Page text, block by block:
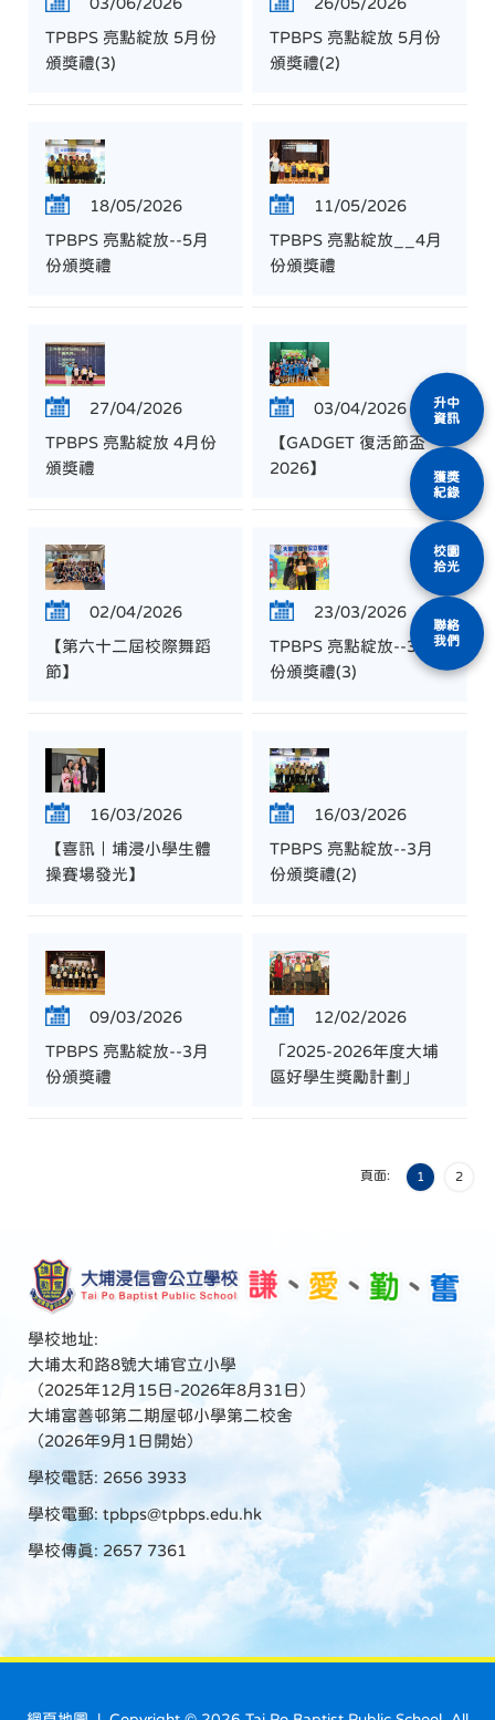
TPBPS 亮點綻放 5月份
頒獎禮(3)
TPBPS 亮點綻放 5月份
頒獎禮(2)
18/05/2026
TPBPS 亮點綻放--5月
份頒獎禮
11/05/2026
TPBPS 亮點綻放__4月
份頒獎禮
27/04/2026
TPBPS 亮點綻放 4月份
頒獎禮
03/04/2026
【GADGET 復活節盃
2026】
02/04/2026
【第六十二屆校際舞蹈
節】
23/03/2026
TPBPS 亮點綻放--3月
份頒獎禮(3)
16/03/2026
【喜訊｜埔浸小學生體
操賽場發光】
16/03/2026
TPBPS 亮點綻放--3月
份頒獎禮(2)
09/03/2026
TPBPS 亮點綻放--3月
份頒獎禮
12/02/2026
「2025-2026年度大埔
區好學生獎勵計劃」
頁面: 1 2
學校地址:
大埔太和路8號大埔官立小學
（2025年12月15日-2026年8月31日）
大埔富善邨第二期屋邨小學第二校舍
（2026年9月1日開始）
學校電話: 2656 3933
學校電郵: tpbps@tpbps.edu.hk
學校傳真: 2657 7361
升中
資訊
獲獎
紀錄
校園
拾光
聯絡
我們